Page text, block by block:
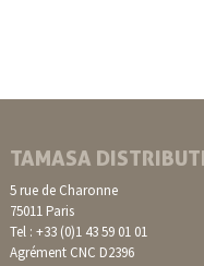
TAMASA
5 rue de Charonne
75011 Paris
Tel : +33 (0)1 43 59 01 01
Agrément CNC D2396